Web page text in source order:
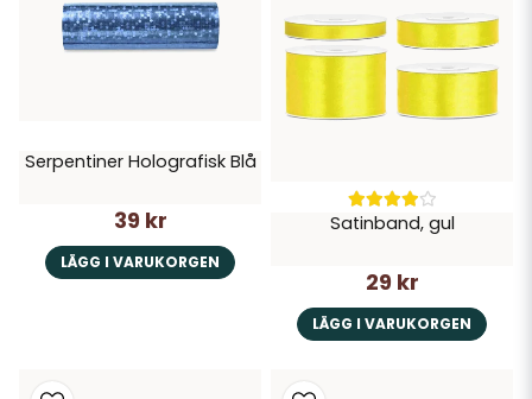
Serpentiner Holografisk Blå
39 kr
LÄGG I VARUKORGEN
Satinband, gul
29 kr
LÄGG I VARUKORGEN